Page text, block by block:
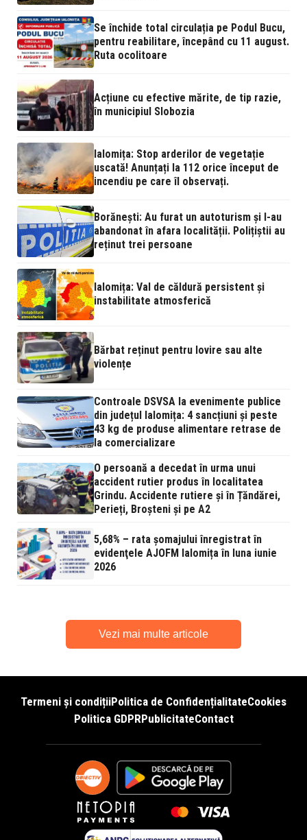
Se închide total circulația pe Podul Bucu,
pentru reabilitare, începând cu 11 august.
Ruta ocolitoare
Acțiune cu efective mărite, de tip razie,
în municipiul Slobozia
Ialomița: Stop arderilor de vegetație
uscată! Anunțați la 112 orice început de
incendiu pe care îl observați.
Borănești: Au furat un autoturism și l-au
abandonat în afara localității. Polițiștii au
reținut trei persoane
Ialomița: Val de căldură persistent și
instabilitate atmosferică
Bărbat reținut pentru lovire sau alte
violențe
Controale DSVSA la evenimente publice
din județul Ialomița: 4 sancțiuni și peste
43 kg de produse alimentare retrase de
la comercializare
O persoană a decedat în urma unui
accident rutier produs în localitatea
Grindu. Accidente rutiere și în Țăndărei,
Perieți, Broșteni și pe A2
5,68% – rata şomajului înregistrat în
evidenţele AJOFM Ialomița în luna iunie
2026
Vezi mai multe articole
Termeni și condițiiPolitica de ConfidențialitateCookies
Politica GDPRPublicitateContact